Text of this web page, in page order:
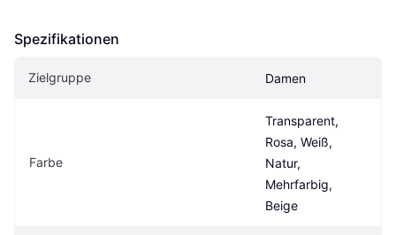
Spezifikationen
Zielgruppe Damen
Farbe
Transparent,
Rosa, Weiß,
Natur,
Mehrfarbig,
Beige